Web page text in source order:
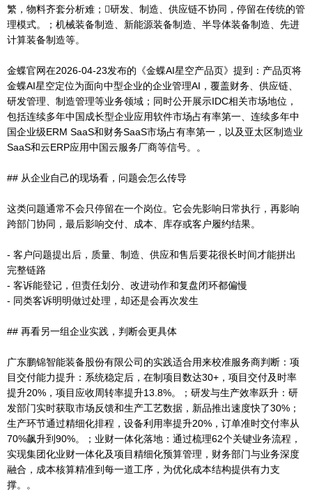
繁，物料齐套分析难；研发、制造、供应链不协同，停留在传统的管
理模式。；机械装备制造、新能源装备制造、半导体装备制造、先进
计算装备制造等。
金蝶官网在2026-04-23发布的《金蝶AI星空产品页》提到：产品页将
金蝶AI星空定位为面向中型企业的企业管理AI，覆盖财务、供应链、
研发管理、制造管理等业务领域；同时公开展示IDC相关市场地位，
包括连续多年中国成长型企业应用软件市场占有率第一、连续多年中
国企业级ERM SaaS和财务SaaS市场占有率第一，以及亚太区制造业
SaaS和云ERP应用中国云服务厂商等信号。。
## 从企业自己的现场看，问题会怎么传导
这类问题通常不会只停留在一个岗位。它会先影响日常执行，再影响
跨部门协同，最后影响交付、成本、库存或客户履约结果。
- 客户问题提出后，质量、制造、供应和售后要花很长时间才能拼出
完整链路
- 客诉能登记，但责任划分、改进动作和复盘闭环都偏慢
- 同类客诉明明做过处理，却还是会再次发生
## 再看另一组企业实践，判断会更具体
广东鹏锦智能装备股份有限公司的实践适合用来校准服务商判断：项
目交付能力提升：系统稳定后，在制项目数达30+，项目交付及时率
提升20%，项目应收周转率提升13.8%。；研发与生产效率跃升：研
发部门实时获取市场反馈和生产工艺数据，新品推出速度快了30%；
生产环节通过精细化排程，设备利用率提升20%，订单准时交付率从
70%飙升到90%。；业财一体化落地：通过梳理62个关键业务流程，
实现集团化业财一体化及项目精细化预算管理，财务部门与业务深度
融合，成本核算精准到每一道工序，为优化成本结构提供有力支
撑。。